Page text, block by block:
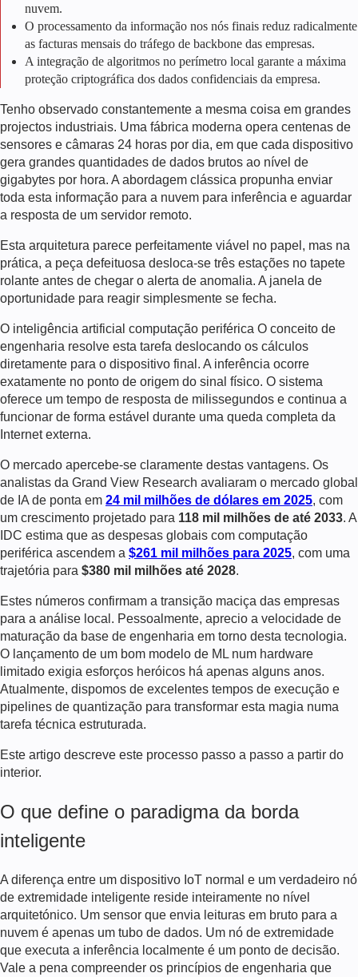
nuvem.
O processamento da informação nos nós finais reduz radicalmente
as facturas mensais do tráfego de backbone das empresas.
A integração de algoritmos no perímetro local garante a máxima
proteção criptográfica dos dados confidenciais da empresa.
Tenho observado constantemente a mesma coisa em grandes
projectos industriais. Uma fábrica moderna opera centenas de
sensores e câmaras 24 horas por dia, em que cada dispositivo
gera grandes quantidades de dados brutos ao nível de
gigabytes por hora. A abordagem clássica propunha enviar
toda esta informação para a nuvem para inferência e aguardar
a resposta de um servidor remoto.
Esta arquitetura parece perfeitamente viável no papel, mas na
prática, a peça defeituosa desloca-se três estações no tapete
rolante antes de chegar o alerta de anomalia. A janela de
oportunidade para reagir simplesmente se fecha.
O inteligência artificial computação periférica O conceito de
engenharia resolve esta tarefa deslocando os cálculos
diretamente para o dispositivo final. A inferência ocorre
exatamente no ponto de origem do sinal físico. O sistema
oferece um tempo de resposta de milissegundos e continua a
funcionar de forma estável durante uma queda completa da
Internet externa.
O mercado apercebe-se claramente destas vantagens. Os
analistas da Grand View Research avaliaram o mercado global
de IA de ponta em 24 mil milhões de dólares em 2025, com
um crescimento projetado para 118 mil milhões de até 2033. A
IDC estima que as despesas globais com computação
periférica ascendem a $261 mil milhões para 2025, com uma
trajetória para $380 mil milhões até 2028.
Estes números confirmam a transição maciça das empresas
para a análise local. Pessoalmente, aprecio a velocidade de
maturação da base de engenharia em torno desta tecnologia.
O lançamento de um bom modelo de ML num hardware
limitado exigia esforços heróicos há apenas alguns anos.
Atualmente, dispomos de excelentes tempos de execução e
pipelines de quantização para transformar esta magia numa
tarefa técnica estruturada.
Este artigo descreve este processo passo a passo a partir do
interior.
O que define o paradigma da borda
inteligente
A diferença entre um dispositivo IoT normal e um verdadeiro nó
de extremidade inteligente reside inteiramente no nível
arquitetónico. Um sensor que envia leituras em bruto para a
nuvem é apenas um tubo de dados. Um nó de extremidade
que executa a inferência localmente é um ponto de decisão.
Vale a pena compreender os princípios de engenharia que